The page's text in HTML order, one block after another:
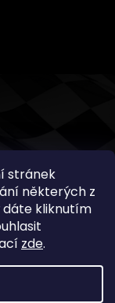
stránek
některých z
dáte kliknutím
zde.
práva